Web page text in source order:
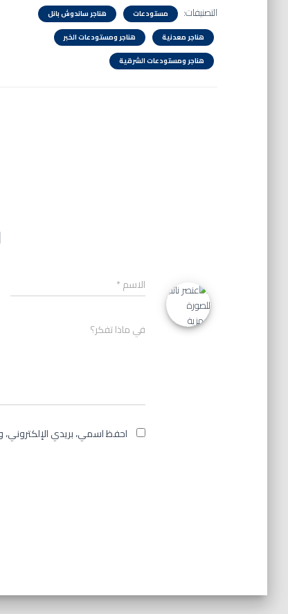
التصنيفات: مستودعات
هناجر ساندوش بانل
هناجر معدنية
هناجر ومستودعات الخبر
هناجر ومستودعات الشرقية
الاسم*
في ماذا تفكر؟
احفظ اسمي، بريدي